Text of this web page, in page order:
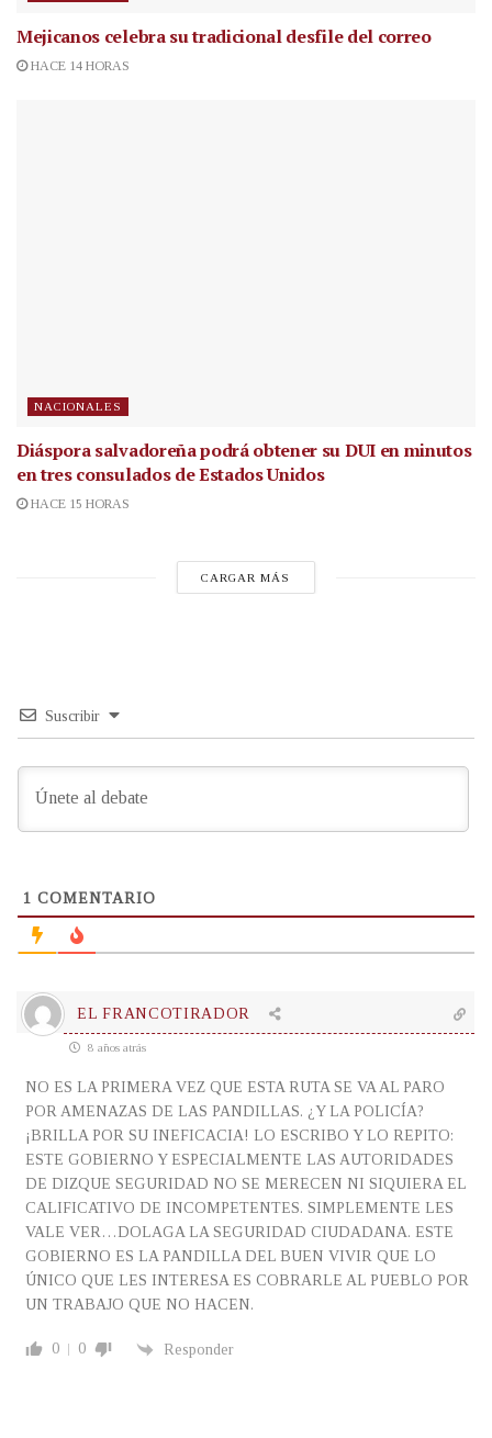
Mejicanos celebra su tradicional desfile del correo
HACE 14 HORAS
NACIONALES
Diáspora salvadoreña podrá obtener su DUI en minutos
en tres consulados de Estados Unidos
HACE 15 HORAS
CARGAR MÁS
Suscribir
1 COMENTARIO
EL FRANCOTIRADOR
8 años atrás
NO ES LA PRIMERA VEZ QUE ESTA RUTA SE VA AL PARO
POR AMENAZAS DE LAS PANDILLAS. ¿Y LA POLICÍA?
¡BRILLA POR SU INEFICACIA! LO ESCRIBO Y LO REPITO:
ESTE GOBIERNO Y ESPECIALMENTE LAS AUTORIDADES
DE DIZQUE SEGURIDAD NO SE MERECEN NI SIQUIERA EL
CALIFICATIVO DE INCOMPETENTES. SIMPLEMENTE LES
VALE VER…DOLAGA LA SEGURIDAD CIUDADANA. ESTE
GOBIERNO ES LA PANDILLA DEL BUEN VIVIR QUE LO
ÚNICO QUE LES INTERESA ES COBRARLE AL PUEBLO POR
UN TRABAJO QUE NO HACEN.
0 0 Responder